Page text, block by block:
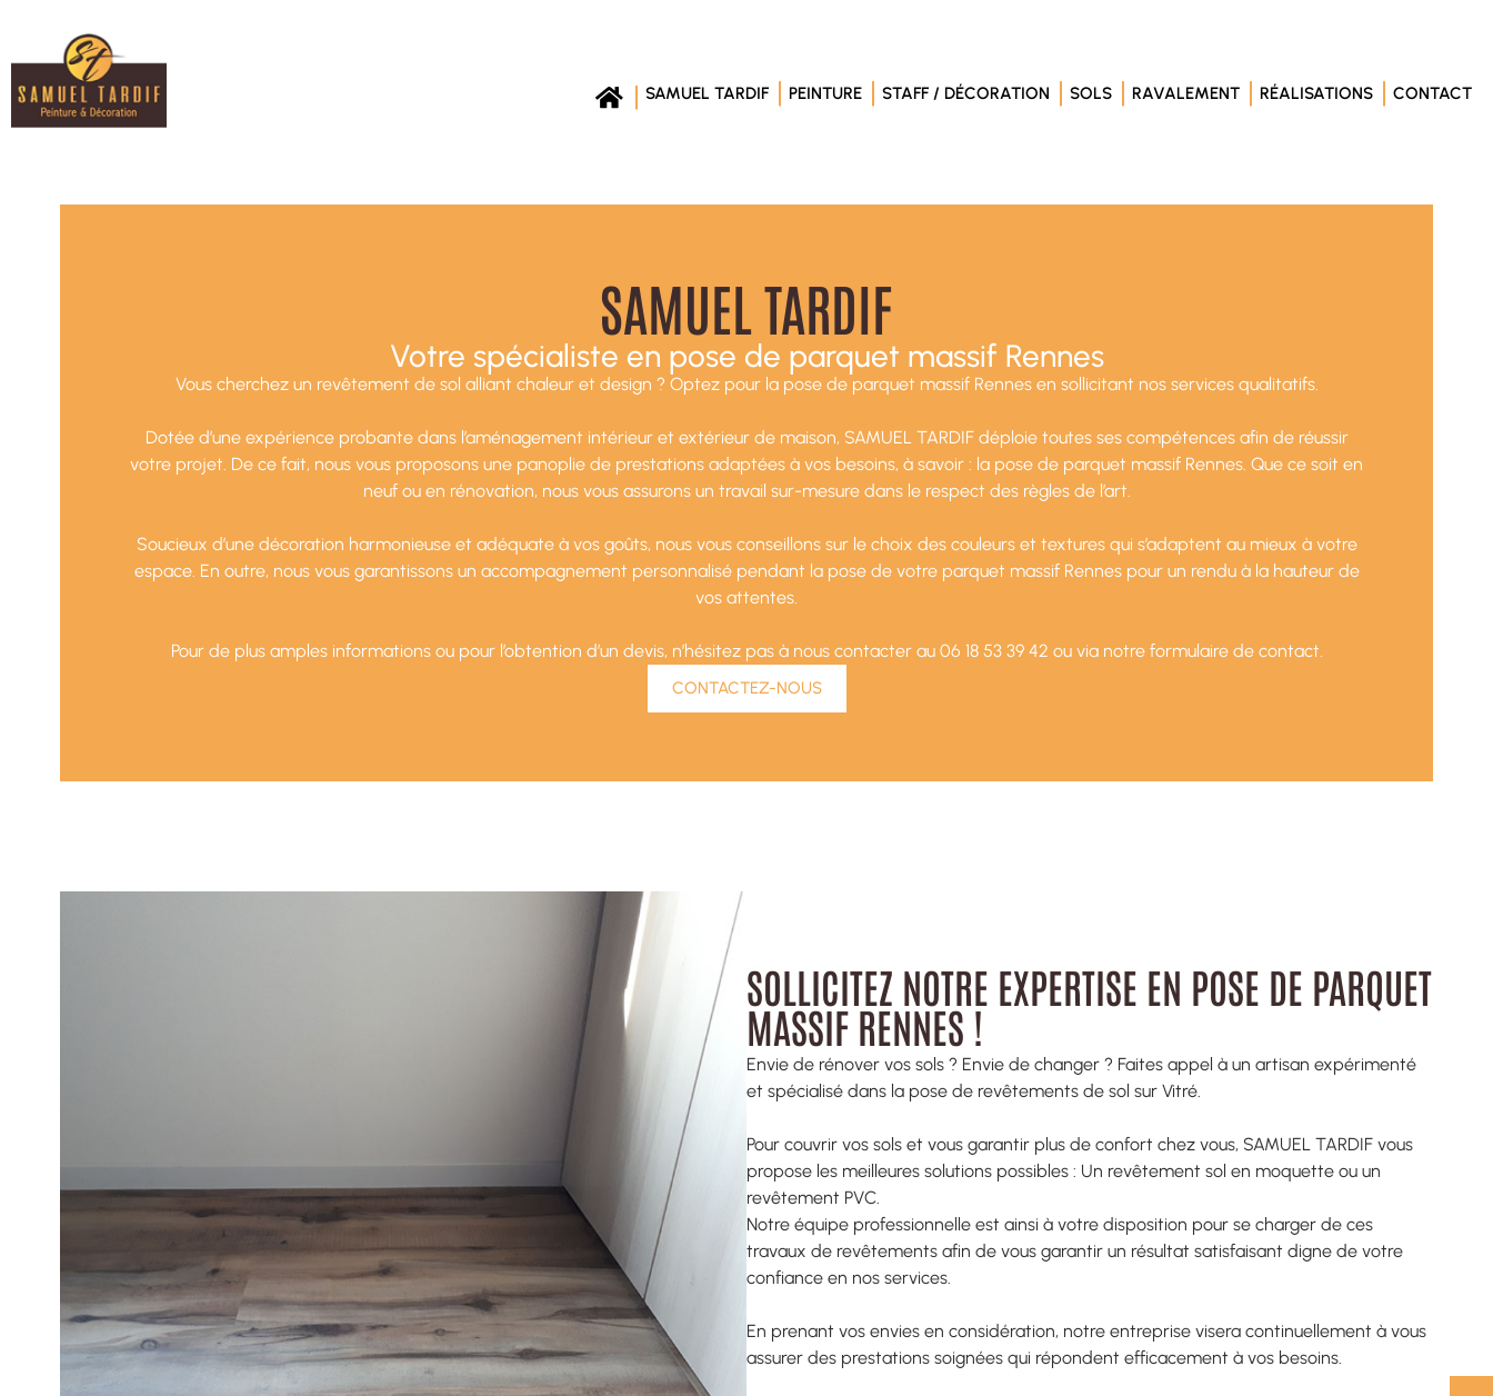
SAMUEL TARDIF PEINTURE STAFF / DÉCORATION SOLS RAVALEMENT RÉALISATIONS CONTACT
SAMUEL TARDIF
Votre spécialiste en pose de parquet massif Rennes
Vous cherchez un revêtement de sol alliant chaleur et design ? Optez pour la pose de parquet massif Rennes en sollicitant nos services qualitatifs.
Dotée d’une expérience probante dans l’aménagement intérieur et extérieur de maison, SAMUEL TARDIF déploie toutes ses compétences afin de réussir
votre projet. De ce fait, nous vous proposons une panoplie de prestations adaptées à vos besoins, à savoir : la pose de parquet massif Rennes. Que ce soit en
neuf ou en rénovation, nous vous assurons un travail sur-mesure dans le respect des règles de l’art.
Soucieux d’une décoration harmonieuse et adéquate à vos goûts, nous vous conseillons sur le choix des couleurs et textures qui s’adaptent au mieux à votre
espace. En outre, nous vous garantissons un accompagnement personnalisé pendant la pose de votre parquet massif Rennes pour un rendu à la hauteur de
vos attentes.
Pour de plus amples informations ou pour l’obtention d’un devis, n’hésitez pas à nous contacter au 06 18 53 39 42 ou via notre formulaire de contact.
CONTACTEZ-NOUS
SOLLICITEZ NOTRE EXPERTISE EN POSE DE PARQUET
MASSIF RENNES !
Envie de rénover vos sols ? Envie de changer ? Faites appel à un artisan expérimenté
et spécialisé dans la pose de revêtements de sol sur Vitré.
Pour couvrir vos sols et vous garantir plus de confort chez vous, SAMUEL TARDIF vous
propose les meilleures solutions possibles : Un revêtement sol en moquette ou un
revêtement PVC.
Notre équipe professionnelle est ainsi à votre disposition pour se charger de ces
travaux de revêtements afin de vous garantir un résultat satisfaisant digne de votre
confiance en nos services.
En prenant vos envies en considération, notre entreprise visera continuellement à vous
assurer des prestations soignées qui répondent efficacement à vos besoins.